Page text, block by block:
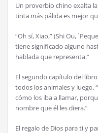
Un proverbio chino exalta
tinta más pálida es mejor
“Oh sí, Xiao,” (Shi Ou,
tiene significado alguno
hablada que representa.”
El segundo capítulo del
todos los animales y luego,
cómo los iba a llamar,
nombre que él les diera.”
El regalo de Dios para ti y